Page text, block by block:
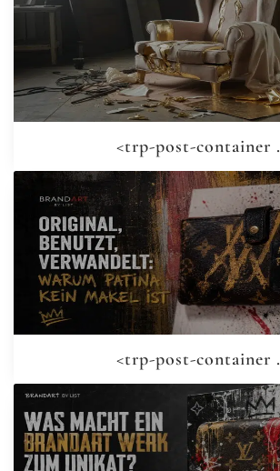
<trp-post-container
<trp-post-container